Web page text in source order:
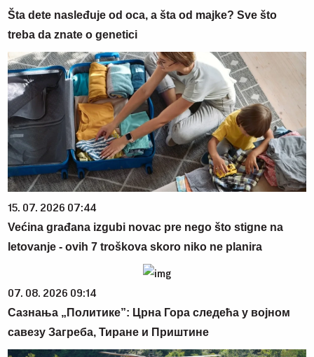
Šta dete nasleđuje od oca, a šta od majke? Sve što
treba da znate o genetici
15. 07. 2026 07:44
Većina građana izgubi novac pre nego što stigne na
letovanje - ovih 7 troškova skoro niko ne planira
07. 08. 2026 09:14
Сазнања „Политике”: Црна Гора следећа у војном
савезу Загреба, Тиране и Приштине